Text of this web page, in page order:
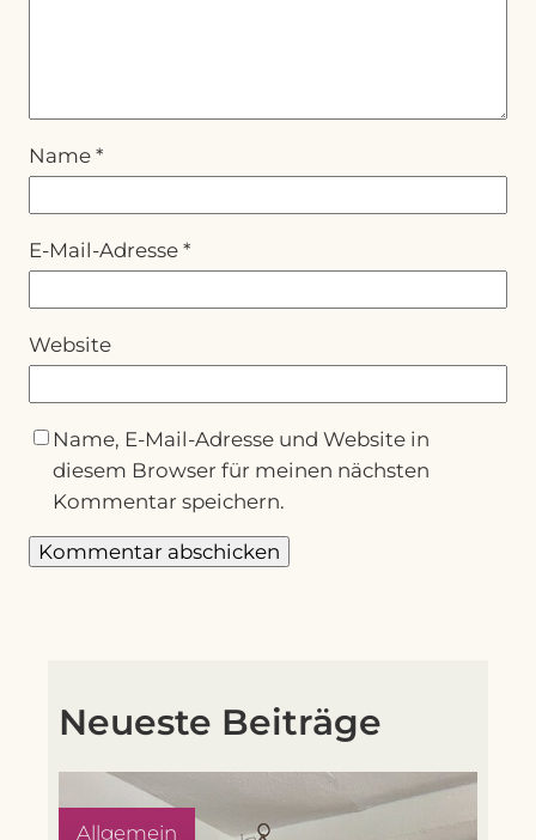
Name *
E-Mail-Adresse *
Website
Name, E-Mail-Adresse und Website in
diesem Browser für meinen nächsten
Kommentar speichern.
Neueste Beiträge
Allgemein